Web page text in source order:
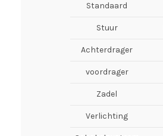
Standaard
Stuur
Achterdrager
voordrager
Zadel
Verlichting